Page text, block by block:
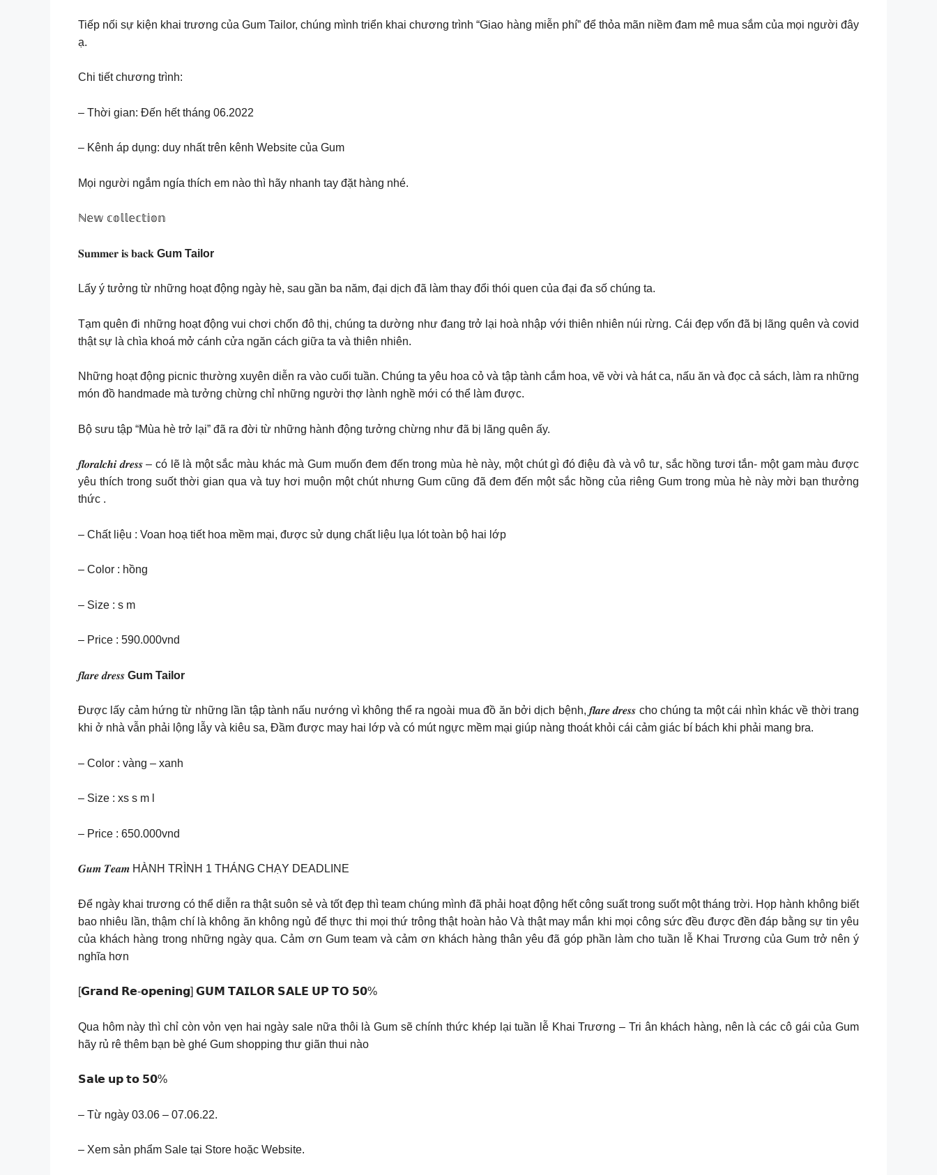
Tiếp nối sự kiện khai trương của Gum Tailor, chúng mình triển khai chương trình “Giao hàng miễn phí” để thỏa mãn niềm đam mê mua sắm của mọi người đây
ạ.
Chi tiết chương trình:
– Thời gian: Đến hết tháng 06.2022
– Kênh áp dụng: duy nhất trên kênh Website của Gum
Mọi người ngắm ngía thích em nào thì hãy nhanh tay đặt hàng nhé.
ℕ𝕖𝕨 𝕔𝕠𝕝𝕝𝕖𝕔𝕥𝕚𝕠𝕟
𝐒𝐮𝐦𝐦𝐞𝐫 𝐢𝐬 𝐛𝐚𝐜𝐤 Gum Tailor
Lấy ý tưởng từ những hoạt động ngày hè, sau gần ba năm, đại dịch đã làm thay đổi thói quen của đại đa số chúng ta.
Tạm quên đi những hoạt động vui chơi chốn đô thị, chúng ta dường như đang trở lại hoà nhập với thiên nhiên núi rừng. Cái đẹp vốn đã bị lãng quên và covid
thật sự là chìa khoá mở cánh cửa ngăn cách giữa ta và thiên nhiên.
Những hoạt động picnic thường xuyên diễn ra vào cuối tuần. Chúng ta yêu hoa cỏ và tập tành cắm hoa, vẽ vời và hát ca, nấu ăn và đọc cả sách, làm ra những
món đồ handmade mà tưởng chừng chỉ những người thợ lành nghề mới có thể làm được.
Bộ sưu tập “Mùa hè trở lại” đã ra đời từ những hành động tưởng chừng như đã bị lãng quên ấy.
𝒇𝒍𝒐𝒓𝒂𝒍𝒄𝒉𝒊 𝒅𝒓𝒆𝒔𝒔 – có lẽ là một sắc màu khác mà Gum muốn đem đến trong mùa hè này, một chút gì đó điệu đà và vô tư, sắc hồng tươi tắn- một gam màu được
yêu thích trong suốt thời gian qua và tuy hơi muộn một chút nhưng Gum cũng đã đem đến một sắc hồng của riêng Gum trong mùa hè này mời bạn thưởng
thức .
– Chất liệu : Voan hoạ tiết hoa mềm mại, được sử dụng chất liệu lụa lót toàn bộ hai lớp
– Color : hồng
– Size : s m
– Price : 590.000vnd
𝒇𝒍𝒂𝒓𝒆 𝒅𝒓𝒆𝒔𝒔 Gum Tailor
Được lấy cảm hứng từ những lần tập tành nấu nướng vì không thể ra ngoài mua đồ ăn bởi dịch bệnh, 𝒇𝒍𝒂𝒓𝒆 𝒅𝒓𝒆𝒔𝒔 cho chúng ta một cái nhìn khác về thời trang
khi ở nhà vẫn phải lộng lẫy và kiêu sa, Đầm được may hai lớp và có mút ngực mềm mại giúp nàng thoát khỏi cái cảm giác bí bách khi phải mang bra.
– Color : vàng – xanh
– Size : xs s m l
– Price : 650.000vnd
𝑮𝒖𝒎 𝑻𝒆𝒂𝒎 HÀNH TRÌNH 1 THÁNG CHẠY DEADLINE
Để ngày khai trương có thể diễn ra thật suôn sẻ và tốt đẹp thì team chúng mình đã phải hoạt động hết công suất trong suốt một tháng trời. Họp hành không biết
bao nhiêu lần, thậm chí là không ăn không ngủ để thực thi mọi thứ trông thật hoàn hảo Và thật may mắn khi mọi công sức đều được đền đáp bằng sự tin yêu
của khách hàng trong những ngày qua. Cảm ơn Gum team và cảm ơn khách hàng thân yêu đã góp phần làm cho tuần lễ Khai Trương của Gum trở nên ý
nghĩa hơn
[𝗚𝗿𝗮𝗻𝗱 𝗥𝗲-𝗼𝗽𝗲𝗻𝗶𝗻𝗴] 𝗚𝗨𝗠 𝗧𝗔𝗜𝗟𝗢𝗥 𝗦𝗔𝗟𝗘 𝗨𝗣 𝗧𝗢 𝟱𝟬%
Qua hôm này thì chỉ còn vỏn vẹn hai ngày sale nữa thôi là Gum sẽ chính thức khép lại tuần lễ Khai Trương – Tri ân khách hàng, nên là các cô gái của Gum
hãy rủ rê thêm bạn bè ghé Gum shopping thư giãn thui nào
𝗦𝗮𝗹𝗲 𝘂𝗽 𝘁𝗼 𝟱𝟬%
– Từ ngày 03.06 – 07.06.22.
– Xem sản phẩm Sale tại Store hoặc Website.